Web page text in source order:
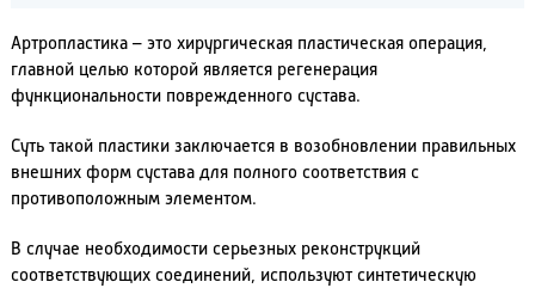
Артропластика – это хирургическая пластическая операция,
главной целью которой является регенерация
функциональности поврежденного сустава.
Суть такой пластики заключается в возобновлении правильных
внешних форм сустава для полного соответствия с
противоположным элементом.
В случае необходимости серьезных реконструкций
соответствующих соединений, используют синтетическую